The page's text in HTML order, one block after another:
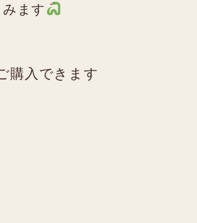
ます
購入できます